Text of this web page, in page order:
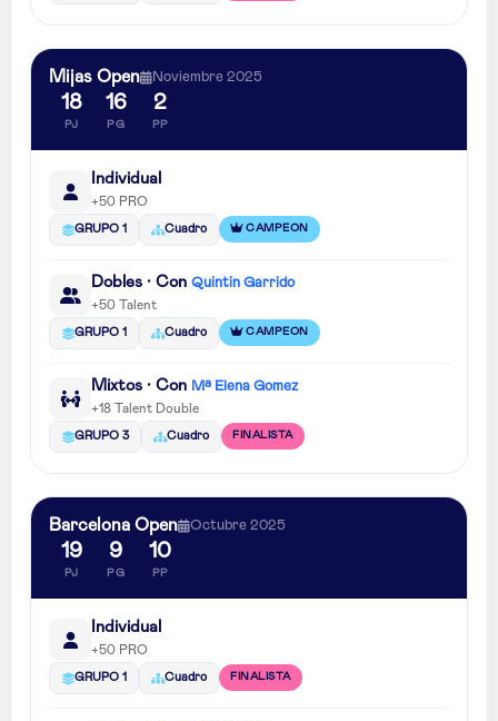
Mijas Open Noviembre 2025
18
PJ
16
PG
2
PP
Individual
+50 PRO
GRUPO 1 Cuadro CAMPEON
Dobles · Con Quintin Garrido
+50 Talent
GRUPO 1 Cuadro CAMPEON
Mixtos · Con Mª Elena Gomez
+18 Talent Double
GRUPO 3 Cuadro FINALISTA
Barcelona Open Octubre 2025
19
PJ
9
PG
10
PP
Individual
+50 PRO
GRUPO 1 Cuadro FINALISTA